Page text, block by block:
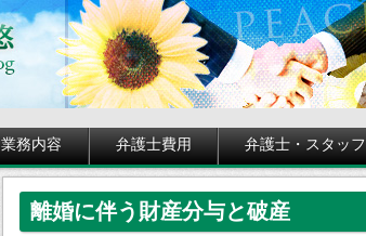
業務内容 弁護士費用 弁護士・スタッフ
離婚に伴う財産分与と破産